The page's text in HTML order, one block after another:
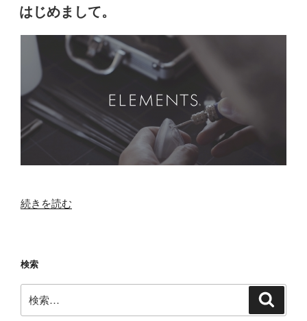
き
す！”
稿
日:
はじめまして。
“は
し
て。”
の
続きを読む
検索
索: